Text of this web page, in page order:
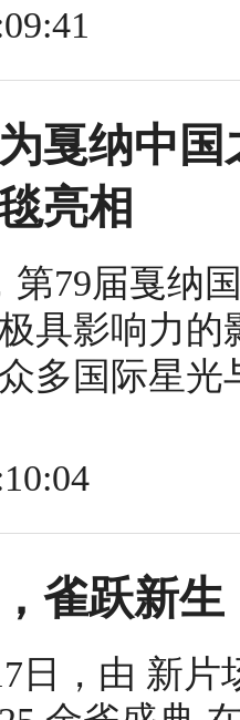
戛纳中
亮相
第79届戛纳
具影响力
多国际星
雀跃新
日，由 新